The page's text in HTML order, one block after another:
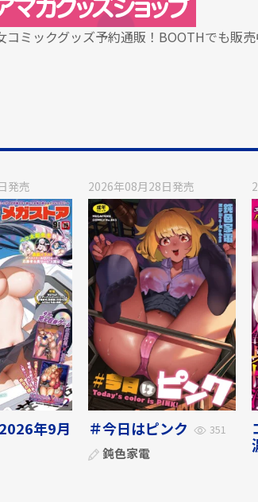
コミックグッズ予約通販！BOOTHでも販
発売
年9月
2026年08月28日発売
＃今日はピンク 351
鈍色家電